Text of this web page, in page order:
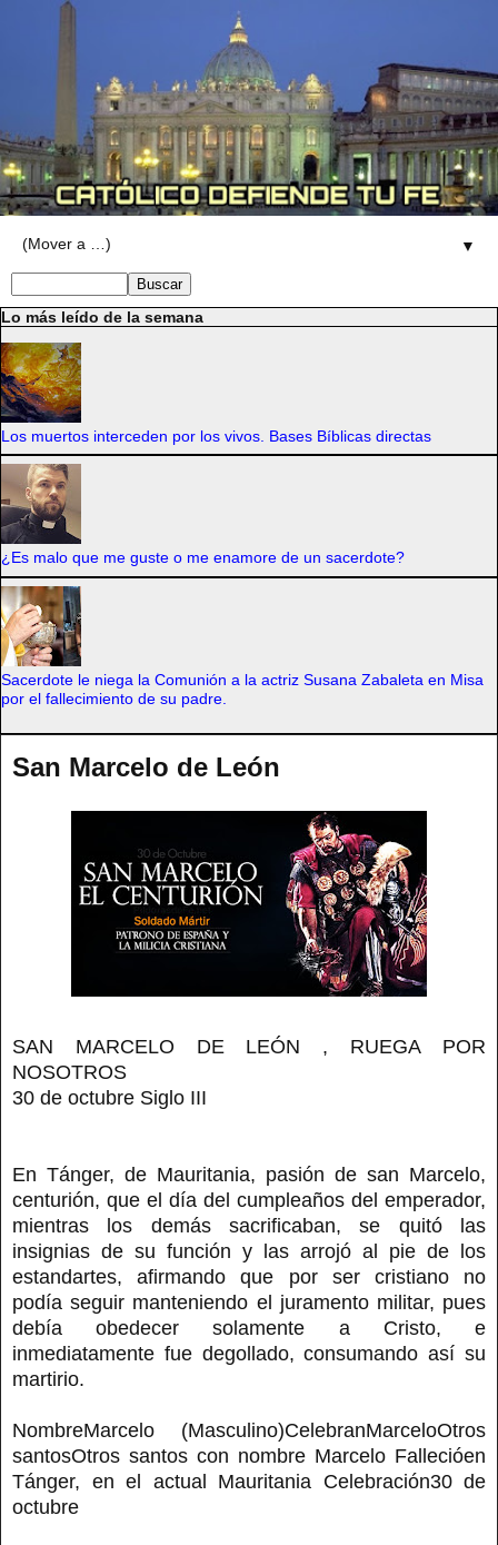
▼
Lo más leído de la semana
Los muertos interceden por los vivos. Bases Bíblicas directas
¿Es malo que me guste o me enamore de un sacerdote?
Sacerdote le niega la Comunión a la actriz Susana Zabaleta en Misa
por el fallecimiento de su padre.
San Marcelo de León
SAN MARCELO DE LEÓN , RUEGA POR
NOSOTROS
30 de octubre Siglo III
En Tánger, de Mauritania, pasión de san Marcelo,
centurión, que el día del cumpleaños del emperador,
mientras los demás sacrificaban, se quitó las
insignias de su función y las arrojó al pie de los
estandartes, afirmando que por ser cristiano no
podía seguir manteniendo el juramento militar, pues
debía obedecer solamente a Cristo, e
inmediatamente fue degollado, consumando así su
martirio.
NombreMarcelo (Masculino)CelebranMarceloOtros
santosOtros santos con nombre Marcelo Fallecióen
Tánger, en el actual Mauritania Celebración30 de
octubre